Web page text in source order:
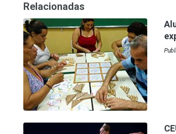
Relacionadas